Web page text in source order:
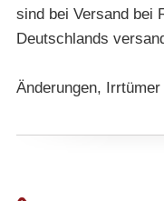
sind bei Versand bei
Deutschlands
Änderungen,